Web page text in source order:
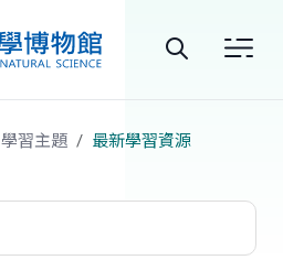
站
尋
學習主題 最新學習資源